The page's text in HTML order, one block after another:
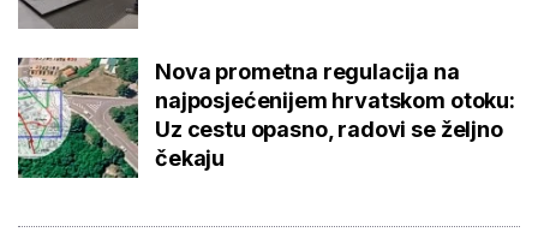
Nova prometna regulacija na
najposjećenijem hrvatskom otoku:
Uz cestu opasno, radovi se željno
čekaju